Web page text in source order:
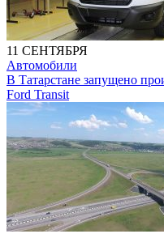
11 СЕНТЯБРЯ
Автомобили
В Татарстане запущено
Ford Transit